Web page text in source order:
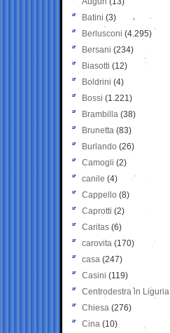
Batini (3)
Berlusconi (4.295)
Bersani (234)
Biasotti (12)
Boldrini (4)
Bossi (1.221)
Brambilla (38)
Brunetta (83)
Burlando (26)
Camogli (2)
canile (4)
Cappello (8)
Caprotti (2)
Caritas (6)
carovita (170)
casa (247)
Casini (119)
Centrodestra in Liguria
Chiesa (276)
Cina (10)